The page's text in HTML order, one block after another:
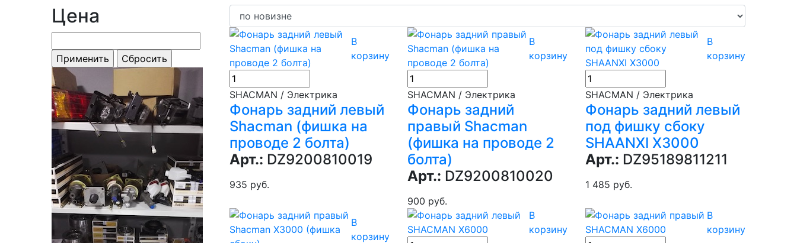
Цена
В
корзину
SHACMAN / Электрика
Фонарь задний левый
Shacman (фишка на
проводе 2 болта)
Арт.: DZ9200810019
935 руб.
В
корзину
SHACMAN / Электрика
Фонарь задний
правый Shacman
(фишка на проводе 2
болта)
Арт.: DZ9200810020
900 руб.
В
корзину
SHACMAN / Электрика
Фонарь задний левый
под фишку сбоку
SHAANXI X3000
Арт.: DZ95189811211
1 485 руб.
В
корзину
В
корзину
В
корзину